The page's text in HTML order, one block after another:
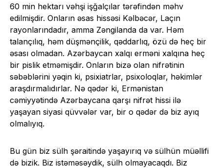
60 min hektarı vəhşi işğalçılar tərəfindən məhv
edilmişdir. Onların əsas hissəsi Kəlbəcər, Laçın
rayonlarındadır, amma Zəngilanda da var. Həm
talançılıq, həm düşmənçilik, qəddarlıq, özü də heç bir
əsası olmadan. Azərbaycan xalqı erməni xalqına heç
bir pislik etməmişdir. Onların bizə olan nifrətinin
səbəblərini yəqin ki, psixiatrlar, psixoloqlar, həkimlər
araşdırmalıdırlar. Nə qədər ki, Ermənistan
cəmiyyətində Azərbaycana qarşı nifrət hissi ilə
yaşayan siyasi qüvvələr var, bir o qədər də biz ayıq
olmalıyıq.
Bu gün biz sülh şəraitində yaşayırıq və sülhün müəllifi
də bizik. Biz istəməsəydik, sülh olmayacaqdı. Biz